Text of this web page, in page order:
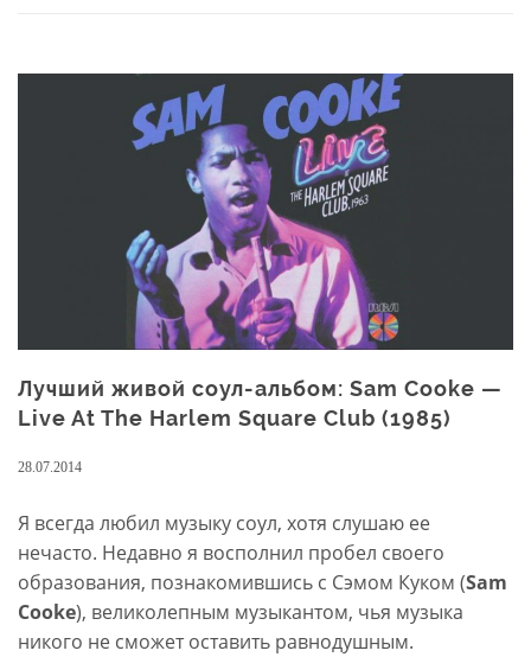
Lee
Lewis
Live
The
Star
Club
(1964)
Лучший живой соул-альбом: Sam Cooke —
Live At The Harlem Square Club (1985)
28.07.2014
Я всегда любил музыку соул, хотя слушаю ее
нечасто. Недавно я восполнил пробел своего
образования, познакомившись с Сэмом Куком (Sam
Cooke), великолепным музыкантом, чья музыка
никого не сможет оставить равнодушным.